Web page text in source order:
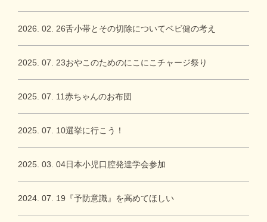
2026. 02. 26舌小帯とその切除についてベビ健の考え
2025. 07. 23おやこのためのにこにこチャージ祭り
2025. 07. 11赤ちゃんのお布団
2025. 07. 10選挙に行こう！
2025. 03. 04日本小児口腔発達学会参加
2024. 07. 19 『予防意識』を高めてほしい